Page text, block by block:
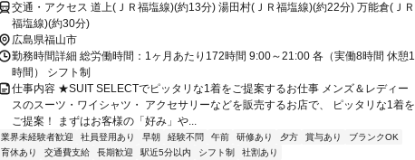
交通・アクセス 道上(ＪＲ福塩線)(約13分) 湯田村(ＪＲ福塩線)(約22分) 万能倉(ＪＲ
福塩線)(約30分)
広島県福山市
勤務時間詳細 総労働時間：1ヶ月あたり172時間 9:00～21:00 各（実働8時間 休憩1
時間） シフト制
仕事内容 ★SUIT SELECTでピッタリな1着をご提案するお仕事 メンズ＆レディー
スのスーツ・ワイシャツ・ アクセサリーなどを販売するお店で、 ピッタリな1着を
ご提案！ まずはお客様の「好み」や...
業界未経験者歓迎 社員登用あり 早朝 経験不問 午前 研修あり 夕方 賞与あり
ブランクOK
育休あり
交通費支給 長期歓迎 駅近5分以内 シフト制 社割あり